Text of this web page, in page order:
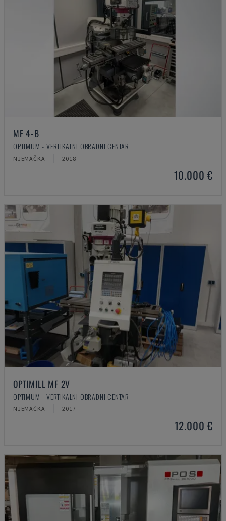
MF 4-B
OPTIMUM - VERTIKALNI OBRADNI CENTAR
NJEMAČKA 2018
10.000 €
OPTIMILL MF 2V
OPTIMUM - VERTIKALNI OBRADNI CENTAR
NJEMAČKA 2017
12.000 €